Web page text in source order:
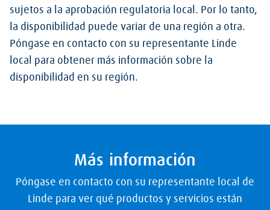
sujetos a la aprobación regulatoria local. Por lo tanto,
la disponibilidad puede variar de una región a otra.
Póngase en contacto con su representante Linde
local para obtener más información sobre la
disponibilidad en su región.
Más información
Póngase en contacto con su representante local de
Linde para ver qué productos y servicios están